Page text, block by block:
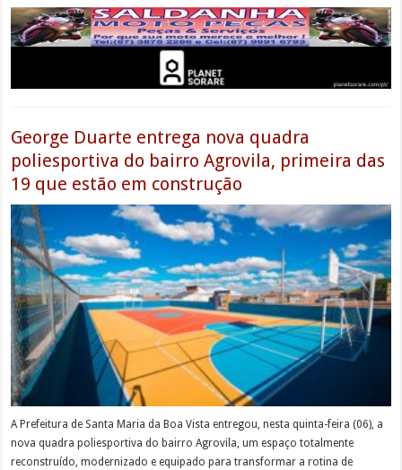
George Duarte entrega nova quadra
poliesportiva do bairro Agrovila, primeira das
19 que estão em construção
A Prefeitura de Santa Maria da Boa Vista entregou, nesta quinta-feira (06), a
nova quadra poliesportiva do bairro Agrovila, um espaço totalmente
reconstruído, modernizado e equipado para transformar a rotina de